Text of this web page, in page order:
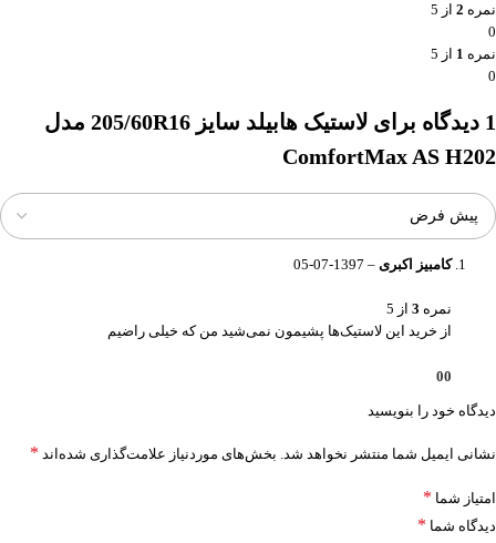
نمره 2 از 5
0
نمره 1 از 5
0
1 دیدگاه برای
لاستیک هابیلد سایز 205/60R16 مدل
ComfortMax AS H202
کامبیز اکبری –
1397-07-05
نمره 3 از 5
از خرید این لاستیک‌ها پشیمون نمی‌شید من که خیلی راضیم
0
0
دیدگاه خود را بنویسید
نشانی ایمیل شما منتشر نخواهد شد. بخش‌های موردنیاز علامت‌گذاری شده‌اند *
امتیاز شما *
دیدگاه شما *